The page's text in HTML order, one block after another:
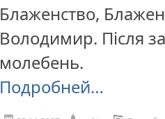
Блаженство,
Володимир. Після
молебень.
Подробней…